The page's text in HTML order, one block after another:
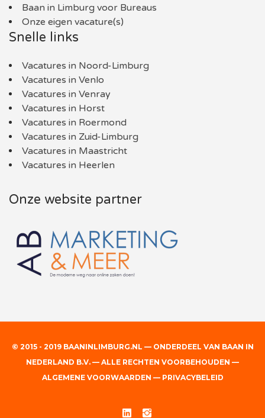
Baan in Limburg voor Bureaus
Onze eigen vacature(s)
Snelle links
Vacatures in Noord-Limburg
Vacatures in Venlo
Vacatures in Venray
Vacatures in Horst
Vacatures in Roermond
Vacatures in Zuid-Limburg
Vacatures in Maastricht
Vacatures in Heerlen
Onze website partner
© 2015 - 2019 BAANINLIMBURG.NL — ONDERDEEL VAN BAAN IN
NEDERLAND B.V. — ALLE RECHTEN VOORBEHOUDEN —
ALGEMENE VOORWAARDEN — PRIVACYBELEID
LinkedInstgram